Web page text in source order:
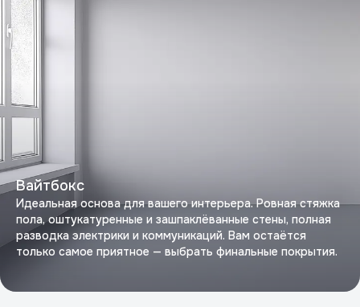
Вайтбокс
Идеальная основа для вашего интерьера. Ровная стяжка
пола, оштукатуренные и зашпаклёванные стены, полная
разводка электрики и коммуникаций. Вам остаётся
только самое приятное — выбрать финальные покрытия.